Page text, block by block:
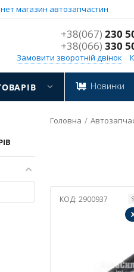
магазин автозапчастин
+38(067) 230
+38(066) 330
Замовити зворотній двінок
Новинки
Головна /
КОД: 2900937